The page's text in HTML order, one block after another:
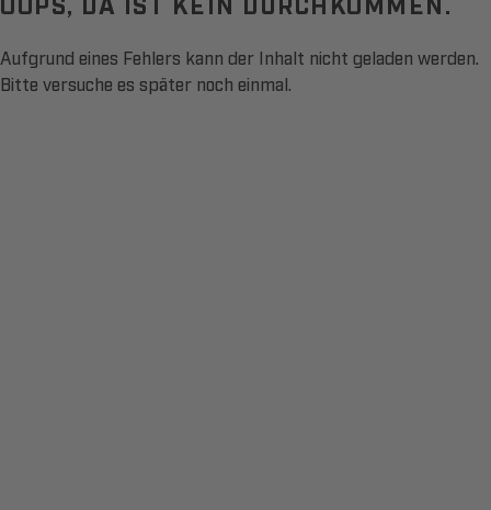
Aufgrund eines Fehlers kann der Inhalt nicht geladen werden.
Bitte versuche es später noch einmal.